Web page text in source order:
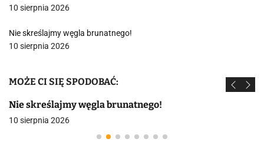
10 sierpnia 2026
Nie skreślajmy węgla brunatnego!
10 sierpnia 2026
MOŻE CI SIĘ SPODOBAĆ:
Nie skreślajmy węgla brunatnego!
10 sierpnia 2026